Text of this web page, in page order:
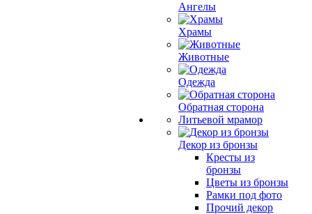
Ангелы
Храмы
Животные
Одежда
Обратная сторона
Литьевой мрамор
Декор из бронзы
Кресты из
бронзы
Цветы из бронзы
Рамки под фото
Прочий декор